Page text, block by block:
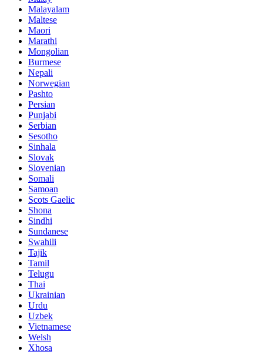
Malayalam
Maltese
Maori
Marathi
Mongolian
Burmese
Nepali
Norwegian
Pashto
Persian
Punjabi
Serbian
Sesotho
Sinhala
Slovak
Slovenian
Somali
Samoan
Scots Gaelic
Shona
Sindhi
Sundanese
Swahili
Tajik
Tamil
Telugu
Thai
Ukrainian
Urdu
Uzbek
Vietnamese
Welsh
Xhosa